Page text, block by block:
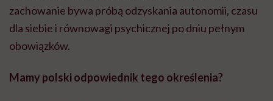
zachowanie bywa próbą odzyskania autonomii, czasu
dla siebie i równowagi psychicznej po dniu pełnym
obowiązków.
Mamy polski odpowiednik tego określenia?